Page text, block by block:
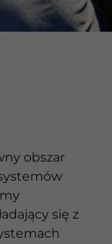
obszar
się z